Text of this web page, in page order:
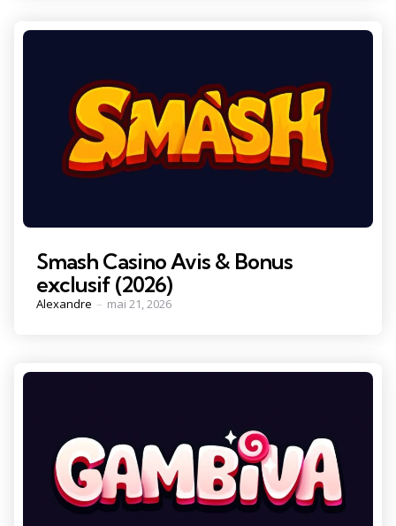
Smash Casino Avis & Bonus
exclusif (2026)
Posted
Alexandre mai 21, 2026